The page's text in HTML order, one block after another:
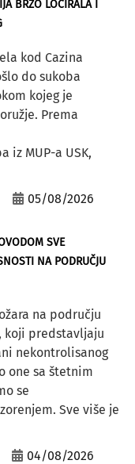
BRZO LOCIRALA I
kod Cazina
do sukoba
kojeg je
Prema
iz MUP-a USK,
05/08/2026
SVE
NA PODRUČJU
na području
koji predstavljaju
nekontrolisanog
one sa štetnim
se
Sve više je
04/08/2026